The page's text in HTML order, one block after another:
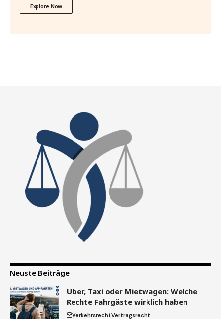
Explore Now
Neuste Beiträge
Uber, Taxi oder Mietwagen: Welche
Rechte Fahrgäste wirklich haben
VerkehrsrechtVertragsrecht